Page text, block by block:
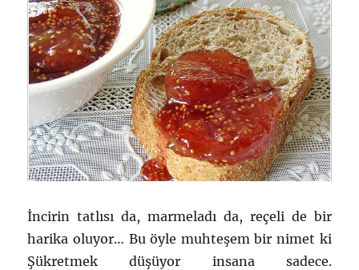
İncirin tatlısı da, marmeladı da, reçeli de bir
harika oluyor… Bu öyle muhteşem bir nimet ki
Şükretmek düşüyor insana sadece.